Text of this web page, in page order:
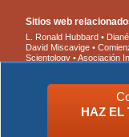
HAZ EL
Sitios web
L. Ronald Hubbard
David Miscavige
Scientology
Asociación
Ciudadanos por los
© 2026 Iglesia de
Política de